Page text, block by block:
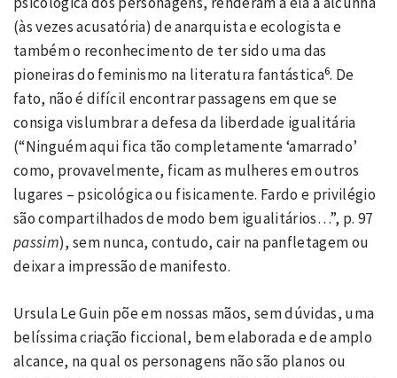
(às vezes acusatória) de anarquista e ecologista e
também o reconhecimento de ter sido uma das
pioneiras do feminismo na literatura fantástica6. De
fato, não é difícil encontrar passagens em que se
consiga vislumbrar a defesa da liberdade igualitária
(“Ninguém aqui fica tão completamente ‘amarrado’
como, provavelmente, ficam as mulheres em outros
lugares – psicológica ou fisicamente. Fardo e privilégio
são compartilhados de modo bem igualitários…”, p. 97
passim), sem nunca, contudo, cair na panfletagem ou
deixar a impressão de manifesto.
Ursula Le Guin põe em nossas mãos, sem dúvidas, uma
belíssima criação ficcional, bem elaborada e de amplo
alcance, na qual os personagens não são planos ou